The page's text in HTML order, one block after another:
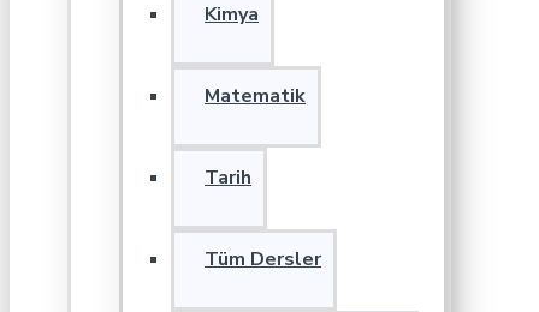
Kimya
Matematik
Tarih
Tüm Dersler